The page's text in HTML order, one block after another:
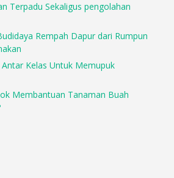
Terpadu Sekaligus pengolahan
Rempah Dapur dari Rumpun
Kelas Untuk Memupuk
Membantuan Tanaman Buah